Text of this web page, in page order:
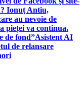
Ionuț Antiu,
au nevoie de
pieței va continua.
de fond”Asistent AI
de relansare